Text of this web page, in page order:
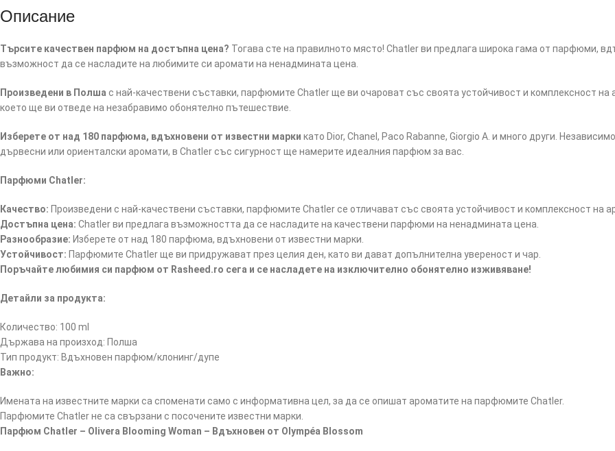
Описание
Търсите качествен парфюм на достъпна цена? Тогава сте на правилното място! Chatler ви предлага широка гама от парфюми,
възможност да се насладите на любимите си аромати на ненадмината цена.
Произведени в Полша с най-качествени съставки, парфюмите Chatler ще ви очароват със своята устойчивост и комплексност
което ще ви отведе на незабравимо обонятелно пътешествие.
Изберете от над 180 парфюма, вдъхновени от известни марки като Dior, Chanel, Paco Rabanne, Giorgio A. и много други.
дървесни или ориенталски аромати, в Chatler със сигурност ще намерите идеалния парфюм за вас.
Парфюми Chatler:
Качество: Произведени с най-качествени съставки, парфюмите Chatler се отличават със своята устойчивост и комплексност на
Достъпна цена: Chatler ви предлага възможността да се насладите на качествени парфюми на ненадмината цена.
Разнообразие: Изберете от над 180 парфюма, вдъхновени от известни марки.
Устойчивост: Парфюмите Chatler ще ви придружават през целия ден, като ви дават допълнителна увереност и чар.
Поръчайте любимия си парфюм от Rasheed.ro сега и се насладете на изключително обонятелно изживяване!
Детайли за продукта:
Количество: 100 ml
Държава на произход: Полша
Тип продукт: Вдъхновен парфюм/клонинг/дупе
Важно:
Имената на известните марки са споменати само с информативна цел, за да се опишат ароматите на парфюмите Chatler.
Парфюмите Chatler не са свързани с посочените известни марки.
Парфюм Chatler – Olivera Blooming Woman – Вдъхновен от Olympéa Blossom